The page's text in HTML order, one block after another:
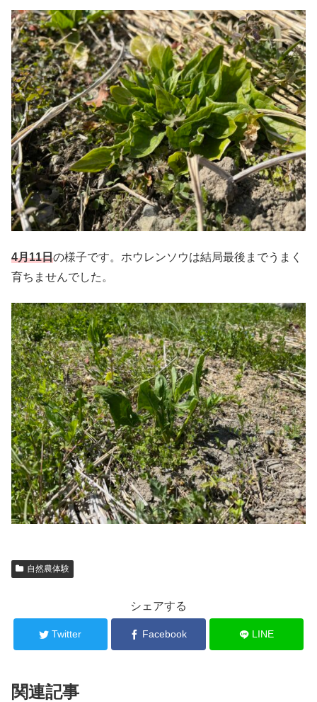
4月11日の様子です。ホウレンソウは結局最後までうまく
育ちませんでした。
自然農体験
シェアする
Twitter Facebook LINE
関連記事